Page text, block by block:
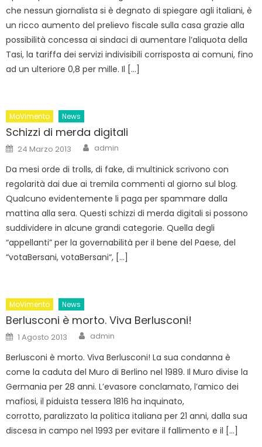
che nessun giornalista si è degnato di spiegare agli italiani, è
un ricco aumento del prelievo fiscale sulla casa grazie alla
possibilità concessa ai sindaci di aumentare l’aliquota della
Tasi, la tariffa dei servizi indivisibili corrisposta ai comuni, fino
ad un ulteriore 0,8 per mille. Il […]
MoVimento News
Schizzi di merda digitali
Posted
on
24 Marzo 2013 Author
admin
Da mesi orde di trolls, di fake, di multinick scrivono con
regolarità dai due ai tremila commenti al giorno sul blog.
Qualcuno evidentemente li paga per spammare dalla
mattina alla sera. Questi schizzi di merda digitali si possono
suddividere in alcune grandi categorie. Quella degli
“appellanti” per la governabilità per il bene del Paese, del
“votaBersani, votaBersani“, […]
MoVimento News
Berlusconi è morto. Viva Berlusconi!
Posted
on
1 Agosto 2013 Author
admin
Berlusconi è morto. Viva Berlusconi! La sua condanna è
come la caduta del Muro di Berlino nel 1989. Il Muro divise la
Germania per 28 anni. L’evasore conclamato, l’amico dei
mafiosi, il piduista tessera 1816 ha inquinato,
corrotto, paralizzato la politica italiana per 21 anni, dalla sua
discesa in campo nel 1993 per evitare il fallimento e il […]